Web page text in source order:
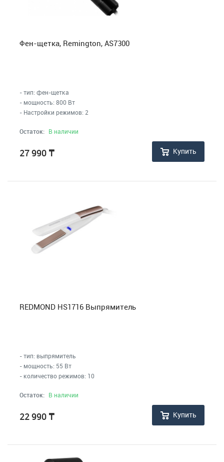
Фен-щетка, Remington, AS7300
- тип: фен-щетка
- мощность: 800 Вт
- Настройки режимов: 2
Остаток: В наличии
27 990 ₸ Купить
REDMOND HS1716 Выпрямитель
- тип: выпрямитель
- мощность: 55 Вт
- количество режимов: 10
Остаток: В наличии
22 990 ₸ Купить